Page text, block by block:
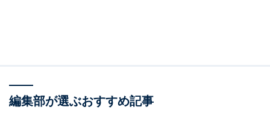
編集部が選ぶおすすめ記事